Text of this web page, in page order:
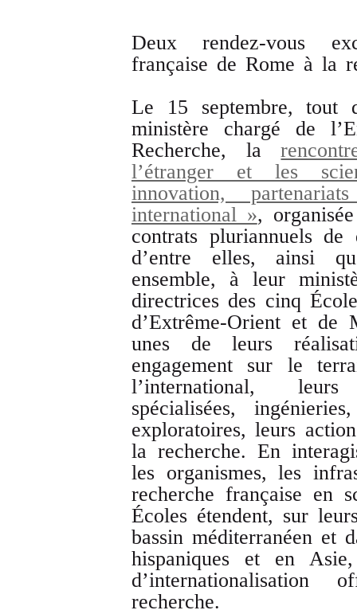
Deux rendez-vous
française de Rome à la
Le 15 septembre, tout
ministère chargé de
Recherche, la
l’étranger et les
innovation,
international »,
contrats pluriannuels de
d’entre elles, ainsi
ensemble, à leur
directrices des cinq
d’Extrême-Orient et de
unes de leurs
engagement sur le
l’international, leurs
spécialisées,
exploratoires, leurs
la recherche. En
les organismes, les
recherche française en
Écoles étendent, sur
bassin méditerranéen et
hispaniques et en
d’internationalisation
recherche.